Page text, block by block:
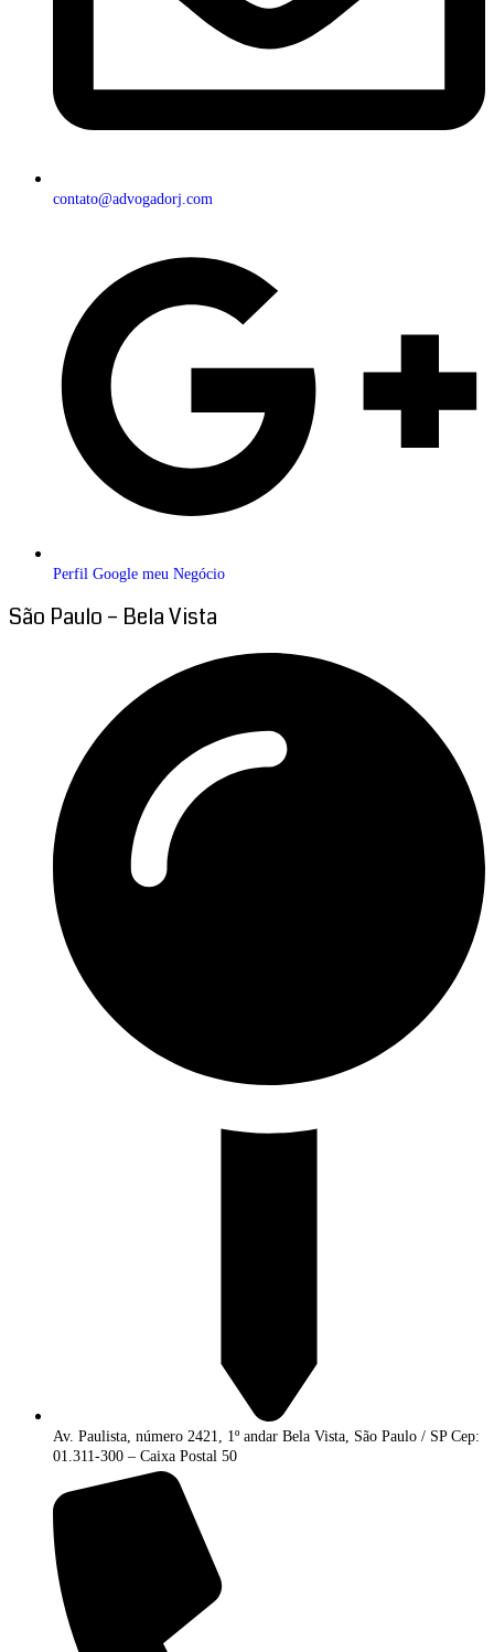
contato@advogadorj.com
Perfil Google meu Negócio
São Paulo – Bela Vista
Av. Paulista, número 2421, 1º andar Bela Vista, São Paulo / SP Cep:
01.311-300 – Caixa Postal 50